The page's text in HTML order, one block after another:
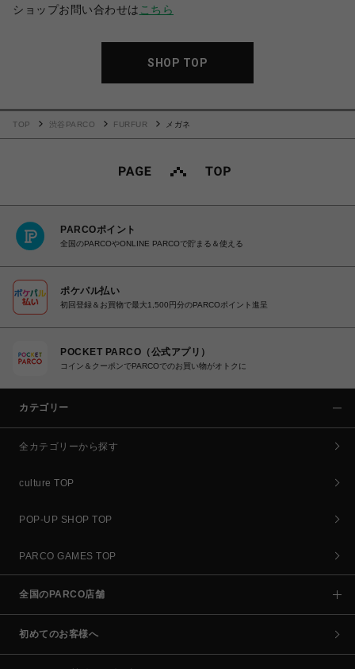
ショップお問い合わせは こちら
SHOP TOP
TOP 渋谷PARCO FURFUR メガネ
PARCOポイント
全国のPARCOやONLINE PARCOで貯まる＆使える
ポケパル払い
初回登録＆お買物で最大1,500円分のPARCOポイント進呈
POCKET PARCO（公式アプリ）
コイン＆クーポンでPARCOでのお買い物がオトクに
カテゴリー
全カテゴリーから探す
culture TOP
POP-UP SHOP TOP
PARCO GAMES TOP
全国のPARCO店舗
初めてのお客様へ